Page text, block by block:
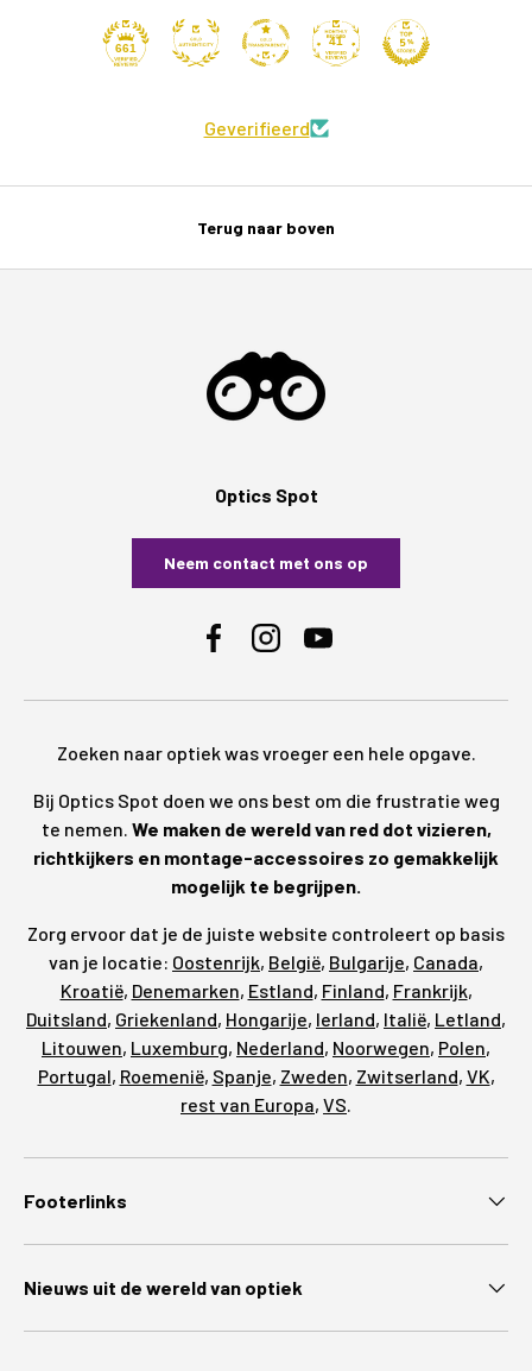
661
41
Geverifieerd
Terug naar boven
Optics Spot
Neem contact met ons op
FacebookInstagramYouTube
Zoeken naar optiek was vroeger een hele opgave.
Bij Optics Spot doen we ons best om die frustratie weg
te nemen. We maken de wereld van red dot vizieren,
richtkijkers en montage-accessoires zo gemakkelijk
mogelijk te begrijpen.
Zorg ervoor dat je de juiste website controleert op basis
van je locatie: Oostenrijk, België, Bulgarije, Canada,
Kroatië, Denemarken, Estland, Finland, Frankrijk,
Duitsland, Griekenland, Hongarije, Ierland, Italië, Letland,
Litouwen, Luxemburg, Nederland, Noorwegen, Polen,
Portugal, Roemenië, Spanje, Zweden, Zwitserland, VK,
rest van Europa, VS.
Footerlinks
Nieuws uit de wereld van optiek